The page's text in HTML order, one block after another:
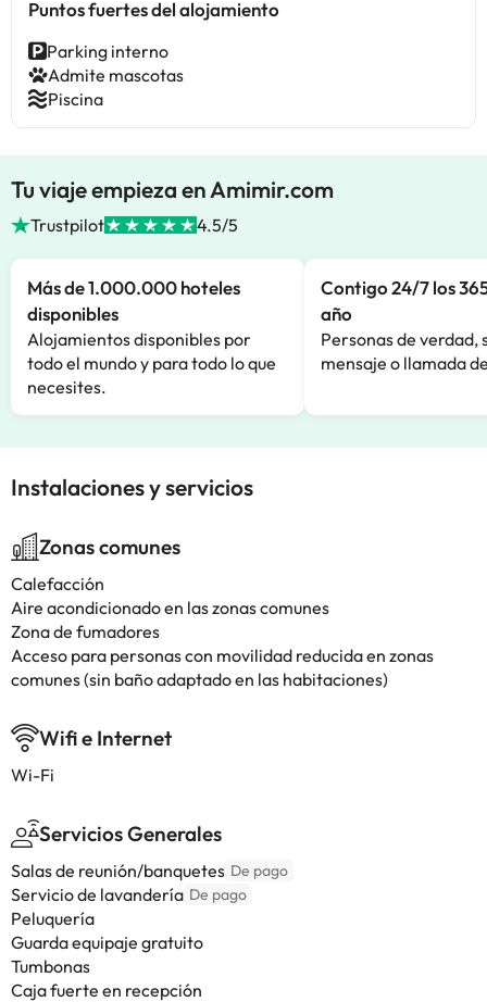
Puntos fuertes del alojamiento
Parking interno
Admite mascotas
Piscina
Tu viaje empieza en Amimir.com
Trustpilot 4.5/5
Más de 1.000.000 hoteles
disponibles
Alojamientos disponibles por
todo el mundo y para todo lo que
necesites.
Contigo 24/7 los
año
Personas de verdad,
mensaje o llamada
Instalaciones y servicios
Zonas comunes
Calefacción
Aire acondicionado en las zonas comunes
Zona de fumadores
Acceso para personas con movilidad reducida en zonas
comunes (sin baño adaptado en las habitaciones)
Wifi e Internet
Wi-Fi
Servicios Generales
Salas de reunión/banquetes De pago
Servicio de lavandería De pago
Peluquería
Guarda equipaje gratuito
Tumbonas
Caja fuerte en recepción